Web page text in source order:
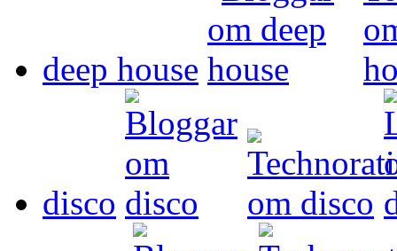
deep house
disco